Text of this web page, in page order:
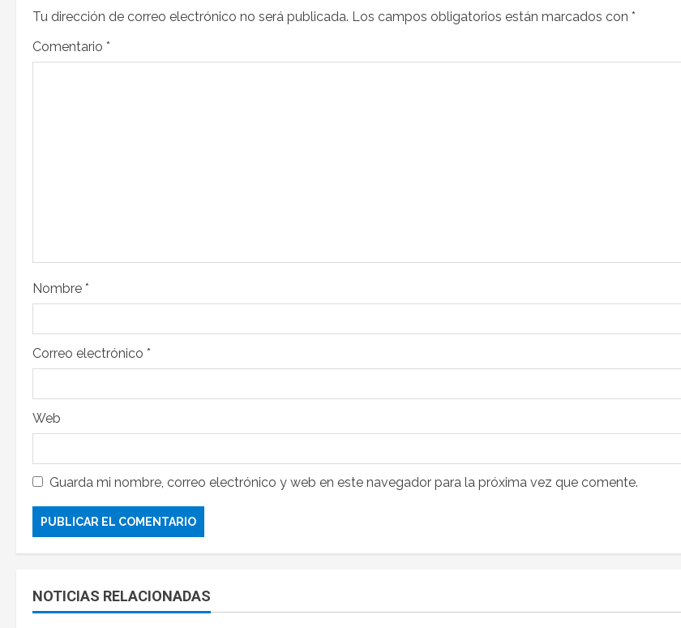
Tu dirección de correo electrónico no será publicada. Los campos obligatorios están marcados con *
Comentario *
Nombre *
Correo electrónico *
Web
Guarda mi nombre, correo electrónico y web en este navegador para la próxima vez que comente.
NOTICIAS RELACIONADAS